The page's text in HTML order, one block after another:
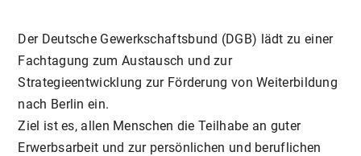
Der Deutsche Gewerkschaftsbund (DGB) lädt zu einer
Fachtagung zum Austausch und zur
Strategieentwicklung zur Förderung von Weiterbildung
nach Berlin ein.
Ziel ist es, allen Menschen die Teilhabe an guter
Erwerbsarbeit und zur persönlichen und beruflichen